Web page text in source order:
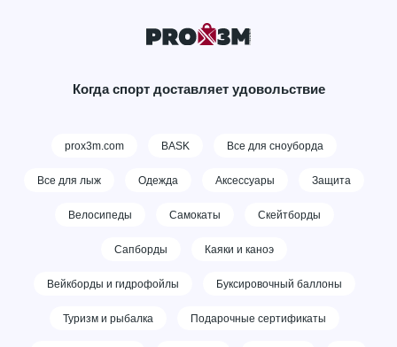
Когда спорт доставляет удовольствие
prox3m.com BASK Все для сноуборда
Все для лыж Одежда Аксессуары Защита
Велосипеды Самокаты Скейтборды
Сапборды Каяки и каноэ
Вейкборды и гидрофойлы Буксировочный баллоны
Туризм и рыбалка Подарочные сертификаты